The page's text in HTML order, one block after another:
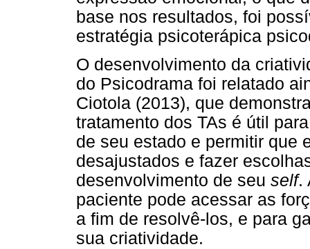
base nos resultados, foi
estratégia psicoterápica
O desenvolvimento da
do Psicodrama foi relatado
Ciotola (2013), que
tratamento dos TAs é útil
de seu estado e permitir que
desajustados e fazer
desenvolvimento de seu self.
paciente pode acessar as
a fim de resolvê-los, e para
sua criatividade.